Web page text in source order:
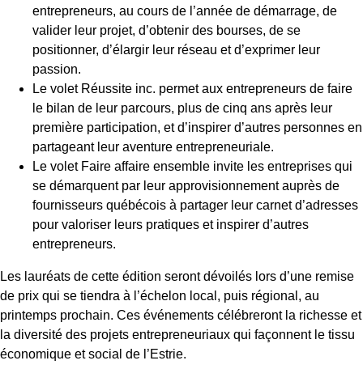
entrepreneurs, au cours de l’année de démarrage, de
valider leur projet, d’obtenir des bourses, de se
positionner, d’élargir leur réseau et d’exprimer leur
passion.
Le volet Réussite inc. permet aux entrepreneurs de faire
le bilan de leur parcours, plus de cinq ans après leur
première participation, et d’inspirer d’autres personnes en
partageant leur aventure entrepreneuriale.
Le volet Faire affaire ensemble invite les entreprises qui
se démarquent par leur approvisionnement auprès de
fournisseurs québécois à partager leur carnet d’adresses
pour valoriser leurs pratiques et inspirer d’autres
entrepreneurs.
Les lauréats de cette édition seront dévoilés lors d’une remise
de prix qui se tiendra à l’échelon local, puis régional, au
printemps prochain. Ces événements célébreront la richesse et
la diversité des projets entrepreneuriaux qui façonnent le tissu
économique et social de l’Estrie.